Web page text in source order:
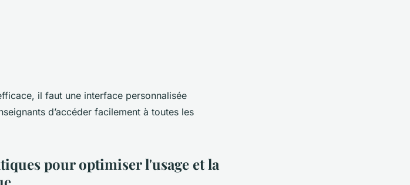
il faut une interface personnalisée
d’accéder facilement à toutes les
pour optimiser l'usage et la